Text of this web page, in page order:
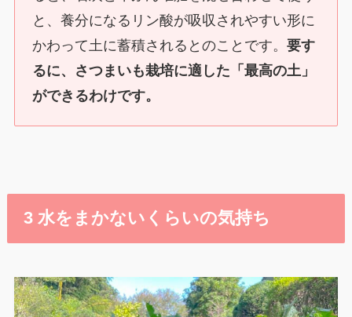
と、養分になるリン酸が吸収されやすい形に
かわって土に蓄積されるとのことです。要す
るに、さつまいも栽培に適した「最高の土」
ができるわけです。
3 水をまかないくらいの気持ち